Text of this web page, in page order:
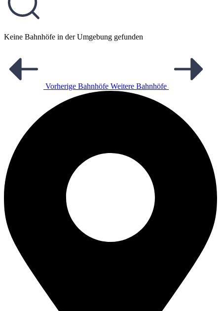
Keine Bahnhöfe in der Umgebung gefunden
Vorherige Bahnhöfe Weitere Bahnhöfe